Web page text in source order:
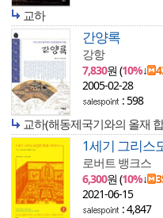
교하
간양록
강항
7,830원 (10%↓
2005-02-28
: 598
교하(해동제국기와의 올재
1세기 그리스
로버트 뱅크스
6,300원 (10%↓
2021-06-15
: 4,847